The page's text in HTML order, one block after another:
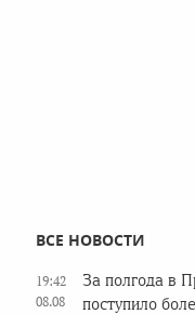
ВСЕ НОВОСТИ
19:42
08.08
За полгода в
поступило